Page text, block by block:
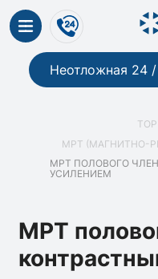
Неотложная 24
МРТ (МАГНИТНО-
МРТ ПОЛОВОГО
УСИЛЕНИЕМ
МРТ